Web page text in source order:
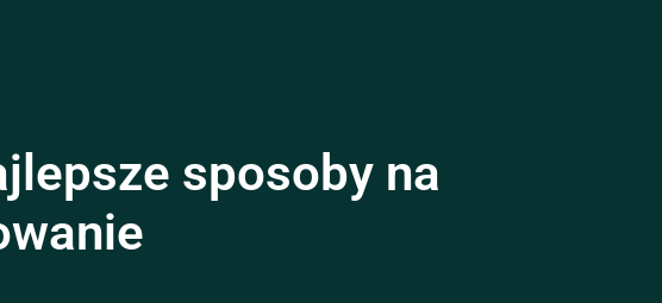
sposoby na